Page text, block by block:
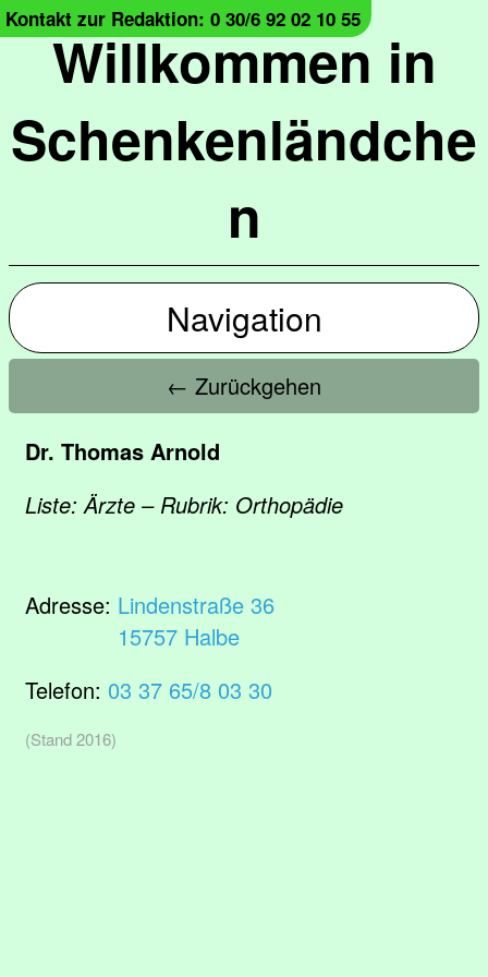
Willkommen in
Schenkenländche
n
Kontakt zur Redaktion: 0 30/6 92 02 10 55
Navigation
← Zurückgehen
Dr. Thomas Arnold
Liste: Ärzte – Rubrik: Orthopädie
Adresse: Lindenstraße 36
15757 Halbe
Telefon: 03 37 65/8 03 30
(Stand 2016)